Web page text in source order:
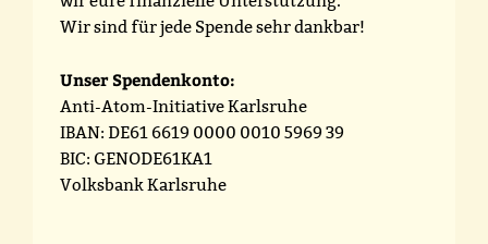
Wir sind für jede Spende sehr dankbar!
Unser Spendenkonto:
Anti-Atom-Initiative Karlsruhe
IBAN: DE61 6619 0000 0010 5969 39
BIC: GENODE61KA1
Volksbank Karlsruhe